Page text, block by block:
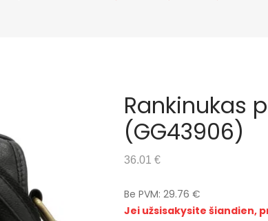
Rankinukas
(GG43906)
36.01 €
Be PVM: 29.76 €
Jei užsisakysite šiandien,